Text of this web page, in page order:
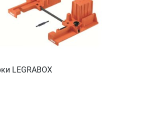
LEGRABOX